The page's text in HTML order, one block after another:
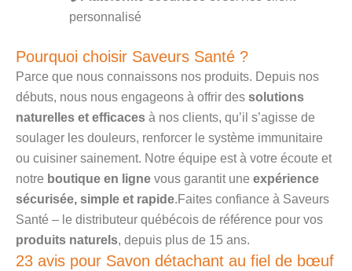
personnalisé
Pourquoi choisir Saveurs Santé ?
Parce que nous connaissons nos produits. Depuis nos
débuts, nous nous engageons à offrir des solutions
naturelles et efficaces à nos clients, qu’il s’agisse de
soulager les douleurs, renforcer le système immunitaire
ou cuisiner sainement. Notre équipe est à votre écoute et
notre boutique en ligne vous garantit une expérience
sécurisée, simple et rapide.Faites confiance à Saveurs
Santé – le distributeur québécois de référence pour vos
produits naturels, depuis plus de 15 ans.
23 avis pour Savon détachant au fiel de bœuf